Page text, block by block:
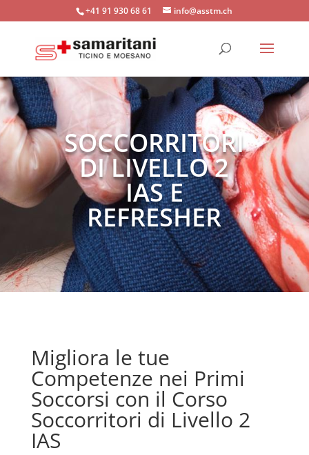
+41 91 930 68 61 info@asstm.ch
SOCCORRITORI
DI LIVELLO 2
IAS E
REFRESHER
Migliora le tue
Competenze nei Primi
Soccorsi con il Corso
Soccorritori di Livello 2
IAS